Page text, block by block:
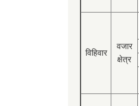
विहिवार
वजार
क्षेत्र